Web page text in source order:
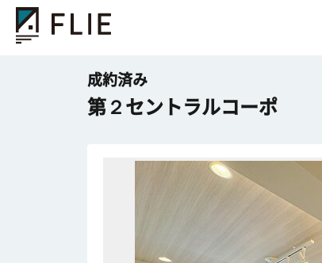
成約済み
第２セントラルコーポ